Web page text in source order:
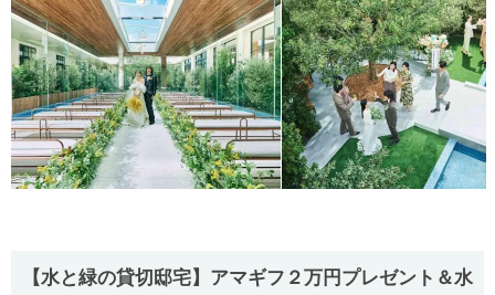
【水と緑の貸切邸宅】アマギフ２万円プレゼント＆水